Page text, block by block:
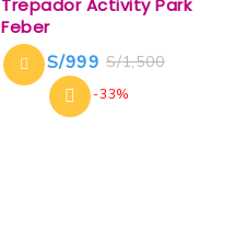
out
of
5
Feber
S/1,500
S/999
-33%